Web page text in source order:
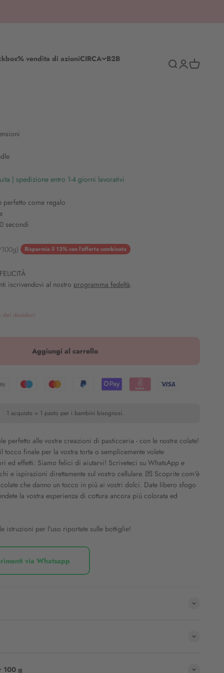
% vendita di azioniCIRCA B2B
RicercaAccediCestino
| spedizione entro 1-4 giorni lavorativi
perfetto come regalo
secondi
Risparmia il 13% con l'offerta combinata
iscrivendovi al nostro programma fedeltà.
Aggiungi al carrello
1 acquisto = 1 pasto per i bambini bisognosi.
perfetto alle vostre creazioni di pasticceria - con le nostre colate!
tocco finale per la vostra torta o semplicemente volete
ed effetti: Siamo felici di aiutarvi! Scriveteci su WhatsApp e
e ispirazioni direttamente sul vostro cellulare. 💌 Scoprite com'è
che danno un tocco in più ai vostri dolci. Date libero sfogo
la vostra esperienza di cottura ancora più colorata ed
istruzioni per l'uso riportate sulle bottiglie!
via Whatsapp
100 g